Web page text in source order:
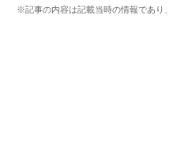
日常生活をより豊かに
メディアや講演を通
※記事の内容は記載当時の情報であり